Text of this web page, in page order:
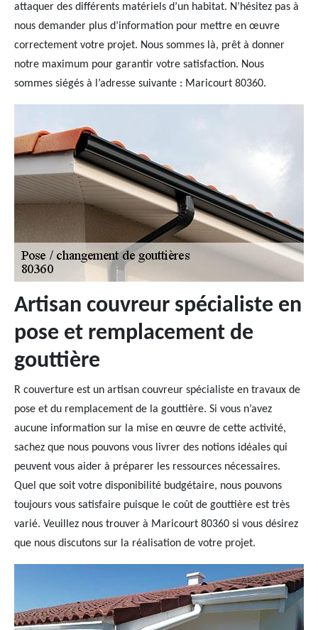
attaquer des différents matériels d’un habitat. N’hésitez pas à
nous demander plus d’information pour mettre en œuvre
correctement votre projet. Nous sommes là, prêt à donner
notre maximum pour garantir votre satisfaction. Nous
sommes siégés à l’adresse suivante : Maricourt 80360.
Artisan couvreur spécialiste en
pose et remplacement de
gouttière
R couverture est un artisan couvreur spécialiste en travaux de
pose et du remplacement de la gouttière. Si vous n’avez
aucune information sur la mise en œuvre de cette activité,
sachez que nous pouvons vous livrer des notions idéales qui
peuvent vous aider à préparer les ressources nécessaires.
Quel que soit votre disponibilité budgétaire, nous pouvons
toujours vous satisfaire puisque le coût de gouttière est très
varié. Veuillez nous trouver à Maricourt 80360 si vous désirez
que nous discutons sur la réalisation de votre projet.